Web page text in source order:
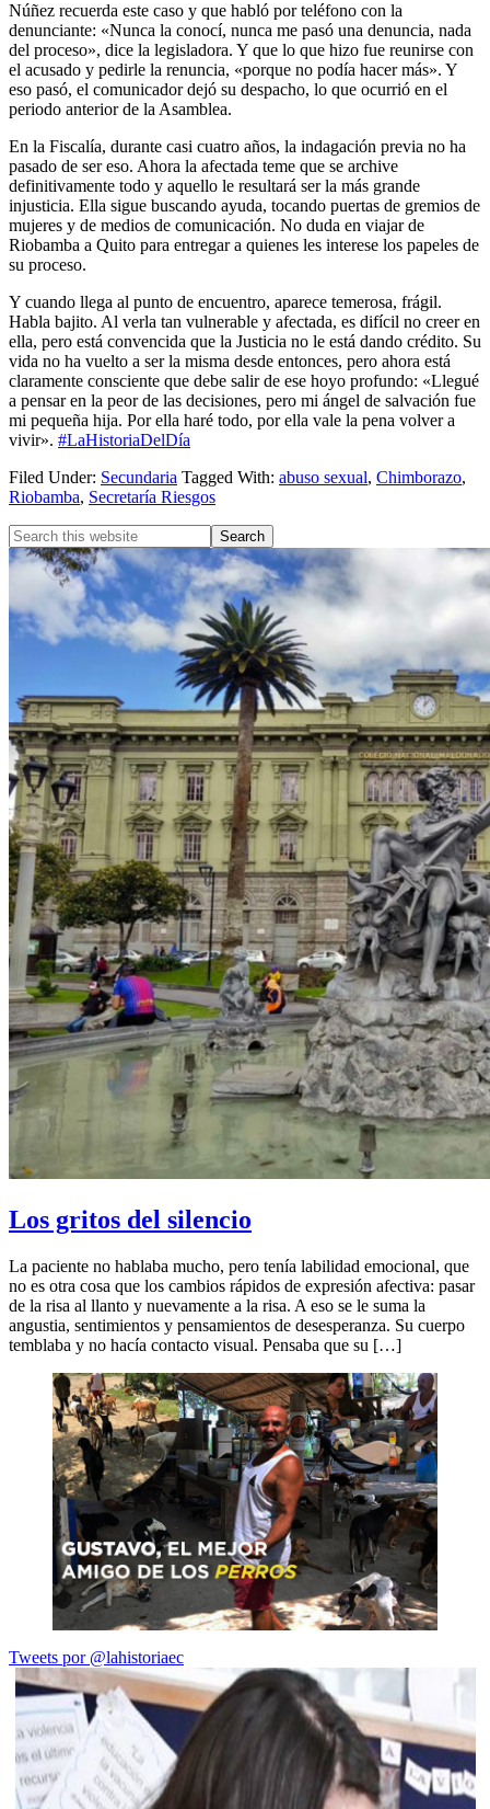
Núñez recuerda este caso y que habló por teléfono con la
denunciante: «Nunca la conocí, nunca me pasó una denuncia, nada
del proceso», dice la legisladora. Y que lo que hizo fue reunirse con
el acusado y pedirle la renuncia, «porque no podía hacer más». Y
eso pasó, el comunicador dejó su despacho, lo que ocurrió en el
periodo anterior de la Asamblea.
En la Fiscalía, durante casi cuatro años, la indagación previa no ha
pasado de ser eso. Ahora la afectada teme que se archive
definitivamente todo y aquello le resultará ser la más grande
injusticia. Ella sigue buscando ayuda, tocando puertas de gremios de
mujeres y de medios de comunicación. No duda en viajar de
Riobamba a Quito para entregar a quienes les interese los papeles de
su proceso.
Y cuando llega al punto de encuentro, aparece temerosa, frágil.
Habla bajito. Al verla tan vulnerable y afectada, es difícil no creer en
ella, pero está convencida que la Justicia no le está dando crédito. Su
vida no ha vuelto a ser la misma desde entonces, pero ahora está
claramente consciente que debe salir de ese hoyo profundo: «Llegué
a pensar en la peor de las decisiones, pero mi ángel de salvación fue
mi pequeña hija. Por ella haré todo, por ella vale la pena volver a
vivir». #LaHistoriaDelDía
Filed Under: Secundaria Tagged With: abuso sexual, Chimborazo,
Riobamba, Secretaría Riesgos
Los gritos del silencio
La paciente no hablaba mucho, pero tenía labilidad emocional, que
no es otra cosa que los cambios rápidos de expresión afectiva: pasar
de la risa al llanto y nuevamente a la risa. A eso se le suma la
angustia, sentimientos y pensamientos de desesperanza. Su cuerpo
temblaba y no hacía contacto visual. Pensaba que su […]
Tweets por @lahistoriaec